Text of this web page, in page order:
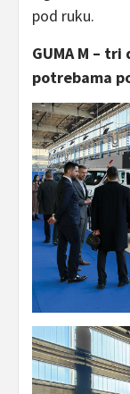
pod ruku.
GUMA M –
potrebama